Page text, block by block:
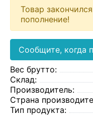
Товар
пополнение!
Сообщите, когда
Вес брутто:
Склад:
Производитель:
Страна
Тип продукта: